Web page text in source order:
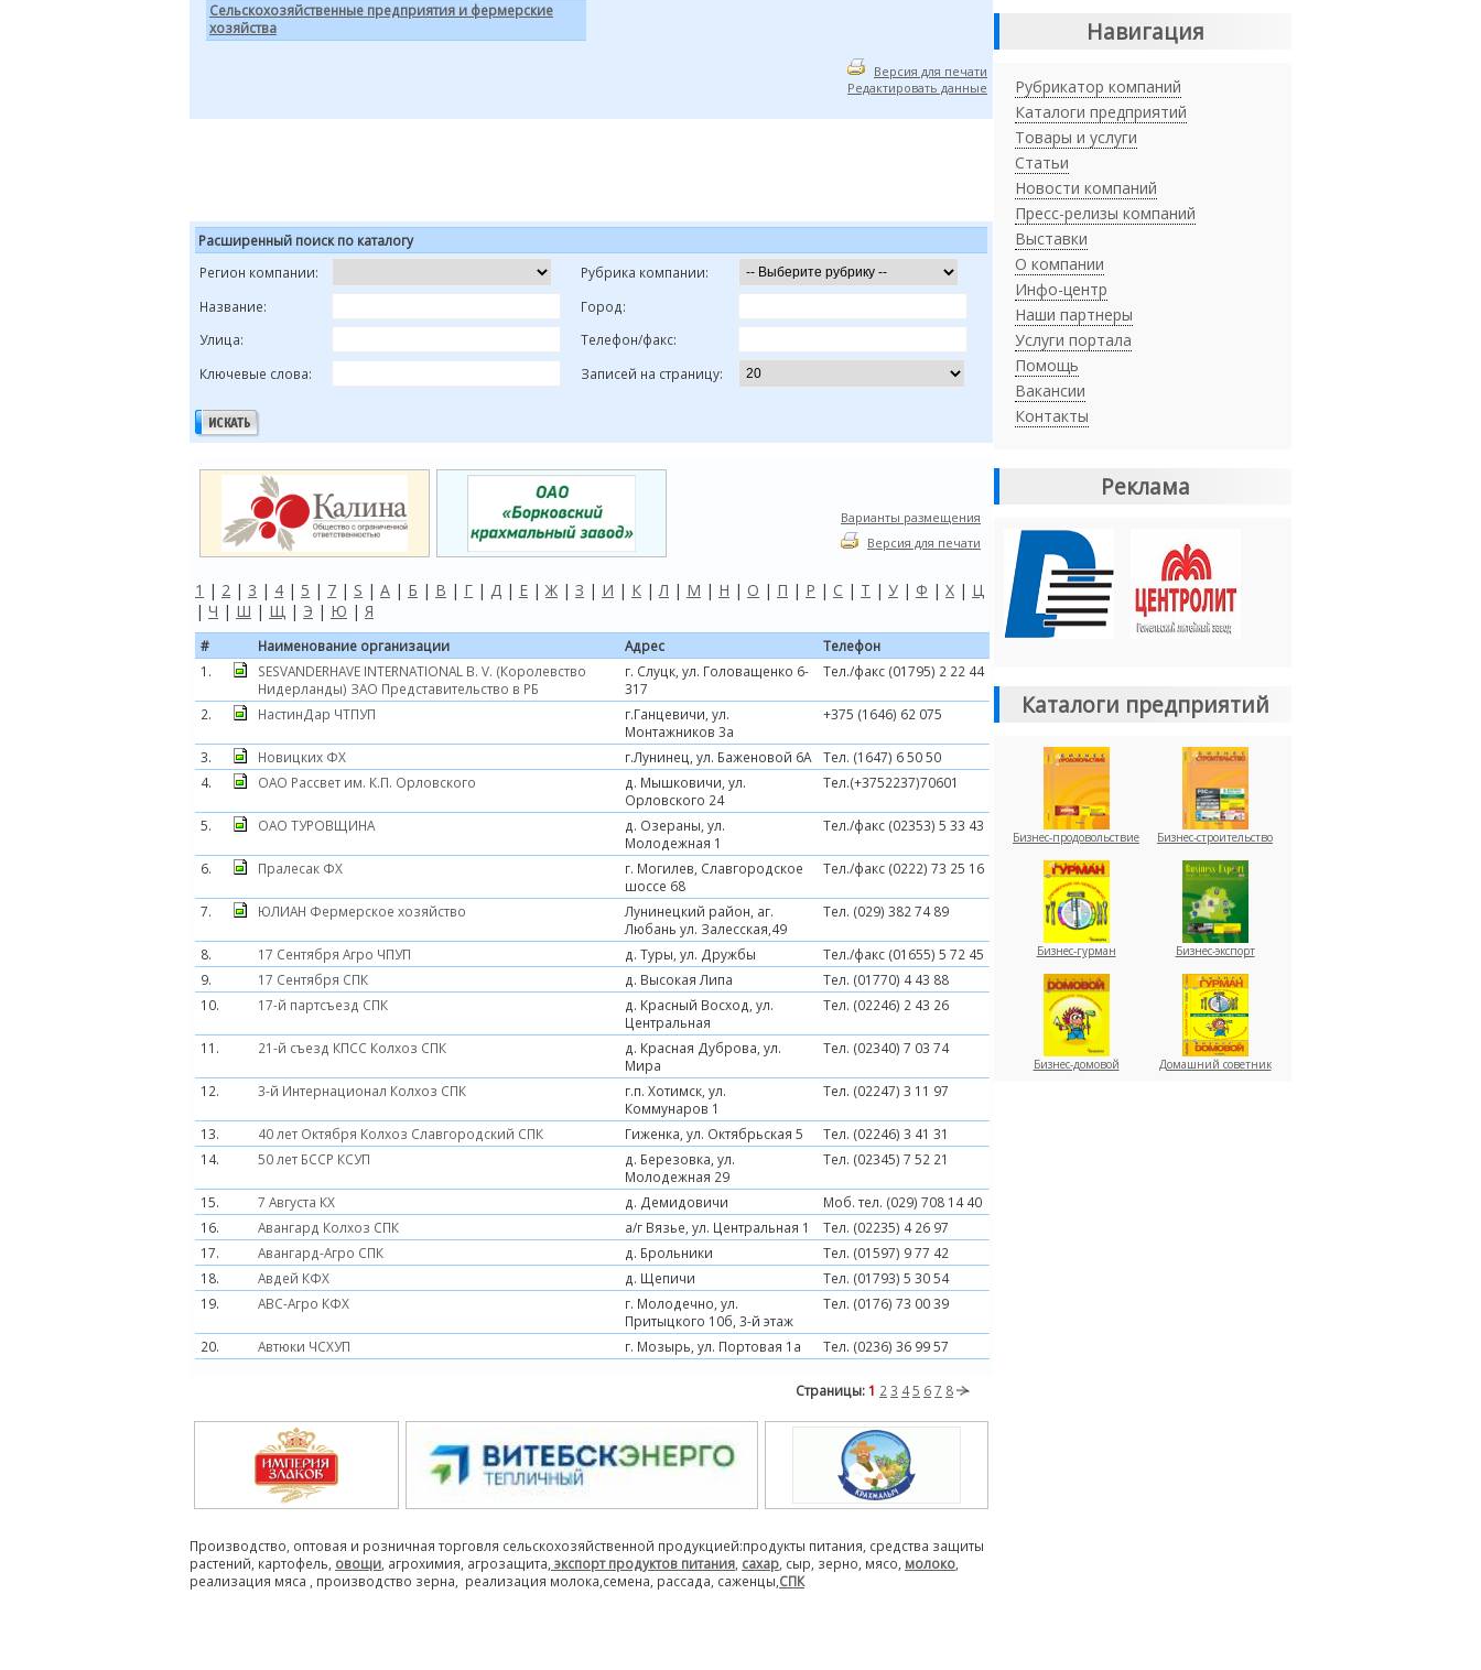
Сельскохозяйственные предприятия и фермерские
хозяйства
Версия для печати
Редактировать данные
Расширенный поиск по каталогу
Регион компании:
Рубрика компании:
Название:
Город:
Улица:
Телефон/факс:
Ключевые слова:
Записей на страницу:
Варианты размещения
Версия для печати
1 | 2 | 3 | 4 | 5 | 7 | S | А | Б | В | Г | Д | Е | Ж | З | И | К |Л | М | Н | О | П | Р | С | Т | У | Ф | Х | Ц
| Ч | Ш | Щ | Э | Ю | Я
# Наименование организации Адрес
Телефон
1.
SESVANDERHAVE INTERNATIONAL B. V. (Королевство
Нидерланды) ЗАО Представительство в РБ
г. Слуцк, ул. Головащенко 6-
317
Тел./факс (01795) 2 22 44
2. НастинДар ЧТПУП
г.Ганцевичи, ул.
Монтажников 3а
+375 (1646) 62 075
3. Новицких ФХ г.Лунинец, ул. Баженовой 6А
Тел. (1647) 6 50 50
4.
ОАО Рассвет им. К.П. Орловского
д. Мышковичи, ул.
Орловского 24
Тел.(+3752237)70601
5. ОАО ТУРОВЩИНА
д. Озераны, ул.
Молодежная 1
Тел./факс (02353) 5 33 43
6. Пралесак ФХ
г. Могилев, Славгородское
шоссе 68
Тел./факс (0222) 73 25 16
7. ЮЛИАН Фермерское хозяйство
Лунинецкий район, аг.
Любань ул. Залесская,49
Тел. (029) 382 74 89
8. 17 Сентября Агро ЧПУП д. Туры, ул. Дружбы
Тел./факс (01655) 5 72 45
9.
17 Сентября СПК д. Высокая Липа
Тел. (01770) 4 43 88
10.
17-й партсъезд СПК
д. Красный Восход, ул.
Центральная
Тел. (02246) 2 43 26
11. 21-й съезд КПСС Колхоз СПК
д. Красная Дуброва, ул.
Мира
Тел. (02340) 7 03 74
12. 3-й Интернационал Колхоз СПК
г.п. Хотимск, ул.
Коммунаров 1
Тел. (02247) 3 11 97
13. 40 лет Октября Колхоз Славгородский СПК Гиженка, ул. Октябрьская 5
Тел. (02246) 3 41 31
14.
50 лет БССР КСУП
д. Березовка, ул.
Молодежная 29
Тел. (02345) 7 52 21
15. 7 Августа КХ д. Демидовичи
Моб. тел. (029) 708 14 40
16.
Авангард Колхоз СПК а/г Вязье, ул. Центральная 1
Тел. (02235) 4 26 97
17.
Авангард-Агро СПК д. Брольники
Тел. (01597) 9 77 42
18.
Авдей КФХ д. Щепичи
Тел. (01793) 5 30 54
19.
АВС-Агро КФХ
г. Молодечно, ул.
Притыцкого 10б, 3-й этаж
Тел. (0176) 73 00 39
20. Автюки ЧСХУП г. Мозырь, ул. Портовая 1а Тел. (0236) 36 99 57
Страницы: 1 2 3 45 67 8
Производство, оптовая и розничная торговля сельскохозяйственной продукцией:продукты питания, средства защиты
растений, картофель, овощи , агрохимия, агрозащита, экспорт продуктов питания сахар , сыр, зерно, мясо, молоко
реализация мяса , производство зерна, реализация молока,семена, рассада, саженцы, СПК
Навигация
Рубрикатор компаний
Каталоги предприятий
Товары и услуги
Статьи
Новости компаний
Пресс-релизы компаний
Выставки
О компании
Инфо-центр
Наши партнеры
Услуги портала
Помощь
Вакансии
Контакты
Реклама
Каталоги предприятий
Бизнес-продовольствие Бизнес-строительство
Бизнес-гурман Бизнес-экспорт
Бизнес-домовой Домашний советник